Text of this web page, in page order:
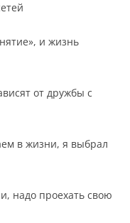
и жизнь
от дружбы с
в жизни, я выбрал
надо проехать свою